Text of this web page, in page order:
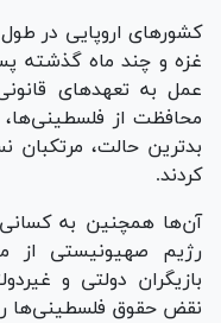
غزه و چند ماه گذشته
عمل به تعهد‌های
محافظت از فلسطینی‌ها،
بدترین حالت،
کردند.
آن‌ها همچنین به
رژیم صهیونیستی از
بازیگران دولتی و
نقض حقوق فلسطینی‌ها